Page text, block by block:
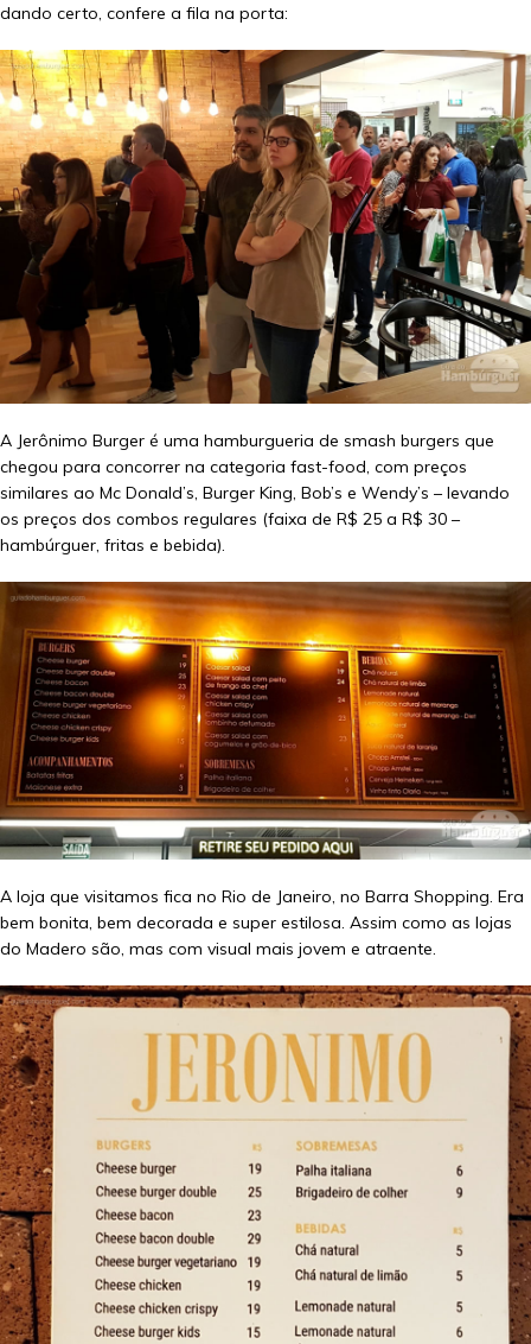
dando certo, confere a fila na porta:
A Jerônimo Burger é uma hamburgueria de smash burgers que
chegou para concorrer na categoria fast-food, com preços
similares ao Mc Donald’s, Burger King, Bob’s e Wendy’s – levando
os preços dos combos regulares (faixa de R$ 25 a R$ 30 –
hambúrguer, fritas e bebida).
A loja que visitamos fica no Rio de Janeiro, no Barra Shopping. Era
bem bonita, bem decorada e super estilosa. Assim como as lojas
do Madero são, mas com visual mais jovem e atraente.